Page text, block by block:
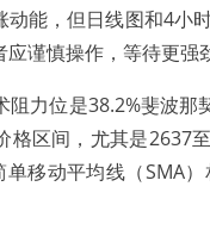
能，但日线图和4小
谨慎操作，等待更强
力位是38.2%斐波那
格区间，尤其是2637
移动平均线（SMA